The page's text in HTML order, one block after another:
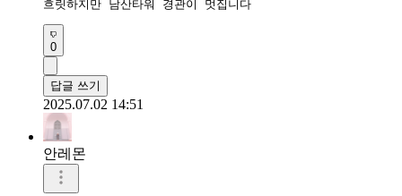
흐릿하지만 남산타워 경관이 멋집니다
0
답글 쓰기
2025.07.02 14:51
안레몬